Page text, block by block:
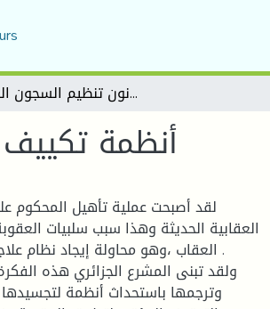
أنظمة تكييف العقاب في قانون تنظيم السجون الجزائري
أنظمة
لقد أصبحت عملية تأهيل
العقابية الحديثة وهذا سبب سلبيات
العقاب ،وهو محاولة إيجاد نظام
ولقد تبنى المشرع الجزائري هذه
وترجمها باستحداث أنظمة